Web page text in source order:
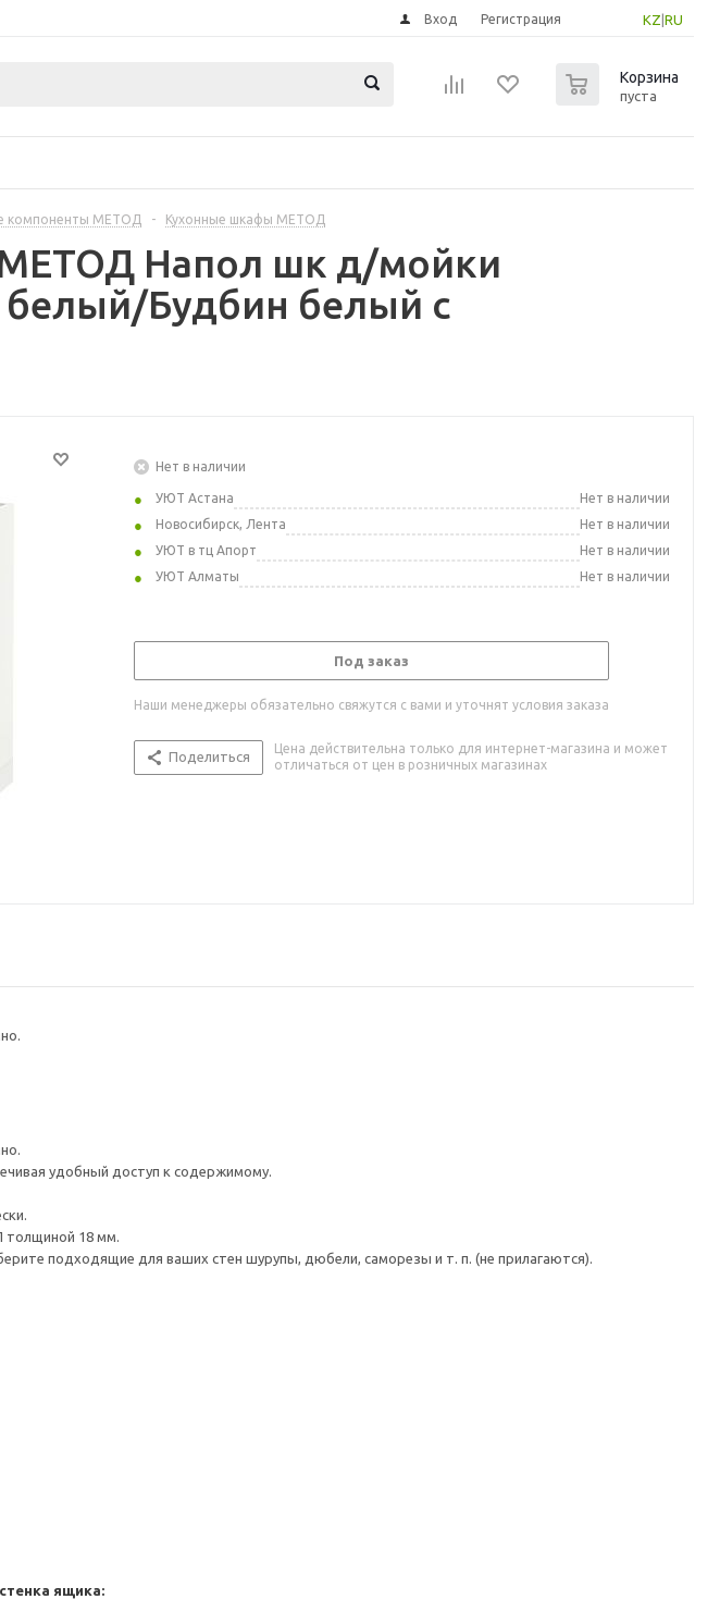
KZ RU
Вход Регистрация
Корзина
пуста
компоненты МЕТОД - Кухонные шкафы МЕТОД
МЕТОД Напол шк д/мойки
Будбин белый с
Нет в наличии
УЮТ Астана
Нет в наличии
Новосибирск, Лента
Нет в наличии
УЮТ в тц Апорт
Нет в наличии
УЮТ Алматы
Нет в наличии
Под заказ
Наши менеджеры обязательно свяжутся с вами и уточнят условия заказа
Поделиться
Цена действительна только для интернет-магазина и может
отличаться от цен в розничных магазинах
удобный доступ к содержимому.
толщиной 18 мм.
подходящие для ваших стен шурупы, дюбели, саморезы и т. п. (не прилагаются).
ящика: